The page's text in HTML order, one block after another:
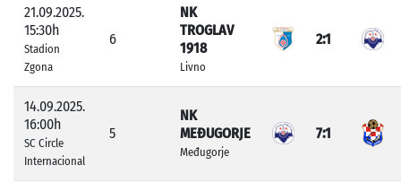
21.09.2025.
15:30h
Stadion
Zgona
6
NK
TROGLAV
1918
Livno
2:1
14.09.2025.
16:00h
SC Circle
Internacional
5
NK
MEĐUGORJE
Međugorje
7:1